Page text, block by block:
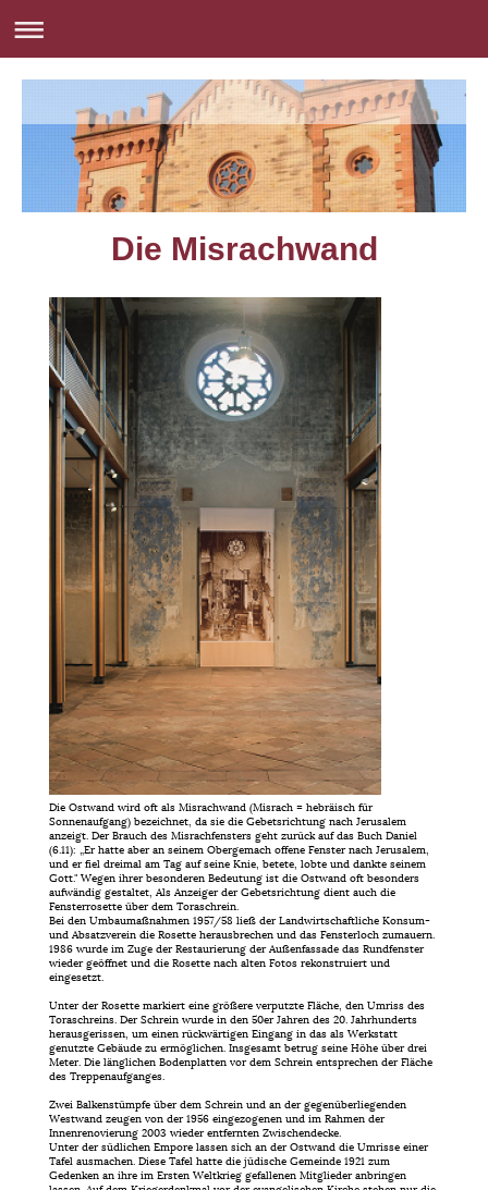
Die Misrachwand
Die Ostwand wird oft als Misrachwand (Misrach = hebräisch für
Sonnenaufgang) bezeichnet, da sie die Gebetsrichtung nach Jerusalem
anzeigt. Der Brauch des Misrachfensters geht zurück auf das Buch Daniel
(6.11): „Er hatte aber an seinem Obergemach offene Fenster nach Jerusalem,
und er fiel dreimal am Tag auf seine Knie, betete, lobte und dankte seinem
Gott." Wegen ihrer besonderen Bedeutung ist die Ostwand oft besonders
aufwändig gestaltet, Als Anzeiger der Gebetsrichtung dient auch die
Fensterrosette über dem Toraschrein.
Bei den Umbaumaßnahmen 1957/58 ließ der Landwirtschaftliche Konsum-
und Absatzverein die Rosette herausbrechen und das Fensterloch zumauern.
1986 wurde im Zuge der Restaurierung der Außenfassade das Rundfenster
wieder geöffnet und die Rosette nach alten Fotos rekonstruiert und
eingesetzt.
Unter der Rosette markiert eine größere verputzte Fläche, den Umriss des
Toraschreins. Der Schrein wurde in den 50er Jahren des 20. Jahrhunderts
herausgerissen, um einen rückwärtigen Eingang in das als Werkstatt
genutzte Gebäude zu ermöglichen. Insgesamt betrug seine Höhe über drei
Meter. Die länglichen Bodenplatten vor dem Schrein entsprechen der Fläche
des Treppenaufganges.
Zwei Balkenstümpfe über dem Schrein und an der gegenüberliegenden
Westwand zeugen von der 1956 eingezogenen und im Rahmen der
Innenrenovierung 2003 wieder entfernten Zwischendecke.
Unter der südlichen Empore lassen sich an der Ostwand die Umrisse einer
Tafel ausmachen. Diese Tafel hatte die jüdische Gemeinde 1921 zum
Gedenken an ihre im Ersten Weltkrieg gefallenen Mitglieder anbringen